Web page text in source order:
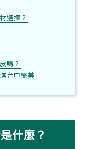
選擇？
嗎？
台中醫美
什麼？